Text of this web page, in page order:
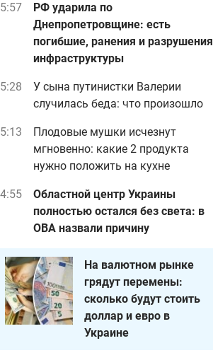
РФ ударила по
Днепропетровщине: есть
погибшие, ранения и разрушения
инфраструктуры
У сына путинистки Валерии
случилась беда: что произошло
Плодовые мушки исчезнут
мгновенно: какие 2 продукта
нужно положить на кухне
Областной центр Украины
полностью остался без света: в
ОВА назвали причину
На валютном рынке
грядут перемены:
сколько будут стоить
доллар и евро в
Украине